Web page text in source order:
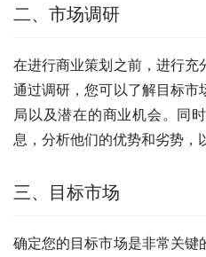
二、市场调研
在进行商业策划之前，进行充
通过调研，您可以了解目标市
局以及潜在的商业机会。同
息，分析他们的优势和劣势，
三、目标市场
确定您的目标市场是非常关键